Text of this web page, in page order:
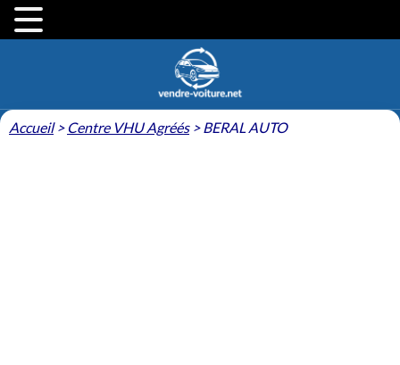
Accueil> Centre VHU Agréés> BERAL AUTO